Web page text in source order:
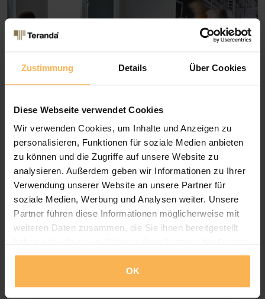
Zustimmung Details Über Cookies
Diese Webseite verwendet Cookies
Wir verwenden Cookies, um Inhalte und Anzeigen zu
personalisieren, Funktionen für soziale Medien anbieten
zu können und die Zugriffe auf unsere Website zu
analysieren. Außerdem geben wir Informationen zu Ihrer
Verwendung unserer Website an unsere Partner für
soziale Medien, Werbung und Analysen weiter. Unsere
Partner führen diese Informationen möglicherweise mit
weiteren Daten zusammen, die Sie ihnen bereitgestellt
gesammelt haben.
OK
Sicherheit
Ein qualifiziertes und hochmotiviertes Teranda-Team versteht sich
als Ihr Partner. Umfangreiches Fachwissen und langjährige
Erfahrung unserer Mitarbeiter, sind der Garant für Vertrauen und
Sicherheit.
Kurze Reaktionszeiten
Innerhalb des Teranda-Teams werden Informationen zielgerichtet
Ihre Zufriedenheit ist unser Ziel